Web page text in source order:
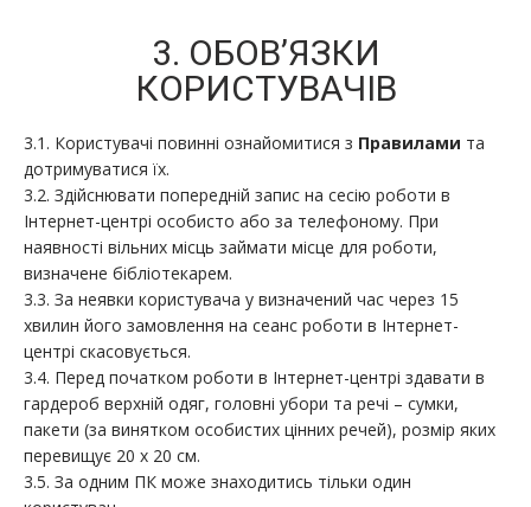
3. ОБОВ’ЯЗКИ
КОРИСТУВАЧІВ
3.1. Користувачі повинні ознайомитися з Правилами та
дотримуватися їх.
3.2. Здійснювати попередній запис на сесію роботи в
Інтернет-центрі особисто або за телефоному. При
наявності вільних місць займати місце для роботи,
визначене бібліотекарем.
3.3. За неявки користувача у визначений час через 15
хвилин його замовлення на сеанс роботи в Інтернет-
центрі скасовується.
3.4. Перед початком роботи в Інтернет-центрі здавати в
гардероб верхній одяг, головні убори та речі – сумки,
пакети (за винятком особистих цінних речей), розмір яких
перевищує 20 х 20 см.
3.5. За одним ПК може знаходитись тільки один